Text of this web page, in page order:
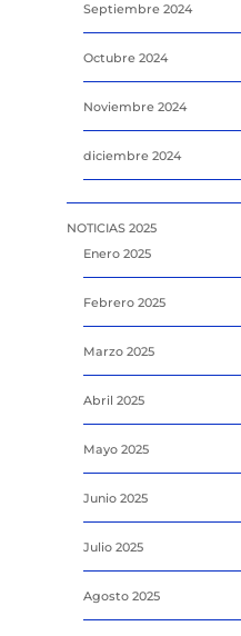
Septiembre 2024
Octubre 2024
Noviembre 2024
diciembre 2024
NOTICIAS 2025
Enero 2025
Febrero 2025
Marzo 2025
Abril 2025
Mayo 2025
Junio 2025
Julio 2025
Agosto 2025